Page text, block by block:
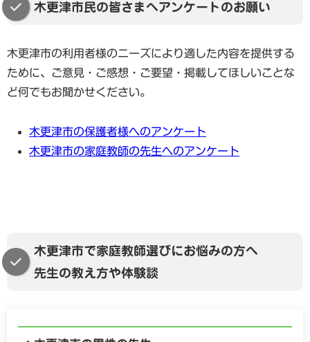
木更津市民の皆さまへアンケートのお願い
木更津市の利用者様のニーズにより適した内容を提供する
ために、ご意見・ご感想・ご要望・掲載してほしいことな
ど何でもお聞かせください。
木更津市の保護者様へのアンケート
木更津市の家庭教師の先生へのアンケート
木更津市で家庭教師選びにお悩みの方へ
先生の教え方や体験談